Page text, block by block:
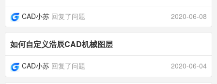
CAD小苏 回复了问题 2020-06-08
如何自定义浩辰CAD机械图层
CAD小苏 回复了问题 2020-06-04